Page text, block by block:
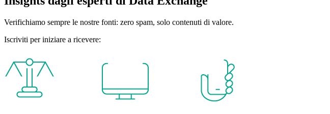
Verifichiamo sempre le nostre fonti: zero spam, solo contenuti di valore.
Iscriviti per iniziare a ricevere: